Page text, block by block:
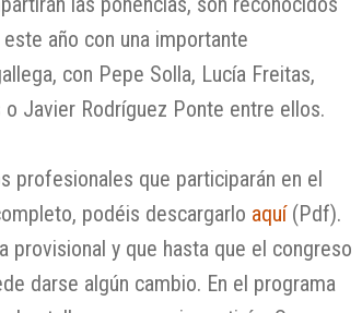
año con una importante
con Pepe Solla, Lucía Freitas,
o Javier Rodríguez Ponte entre ellos.
profesionales que participarán en el
podéis descargarlo aquí(Pdf).
provisional y que hasta que el congreso
darse algún cambio. En el programa